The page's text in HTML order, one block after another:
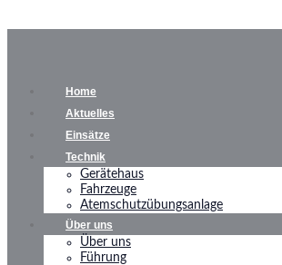
Home
Aktuelles
Einsätze
Technik
Gerätehaus
Fahrzeuge
Atemschutzübungsanlage
Über uns
Über uns
Führung